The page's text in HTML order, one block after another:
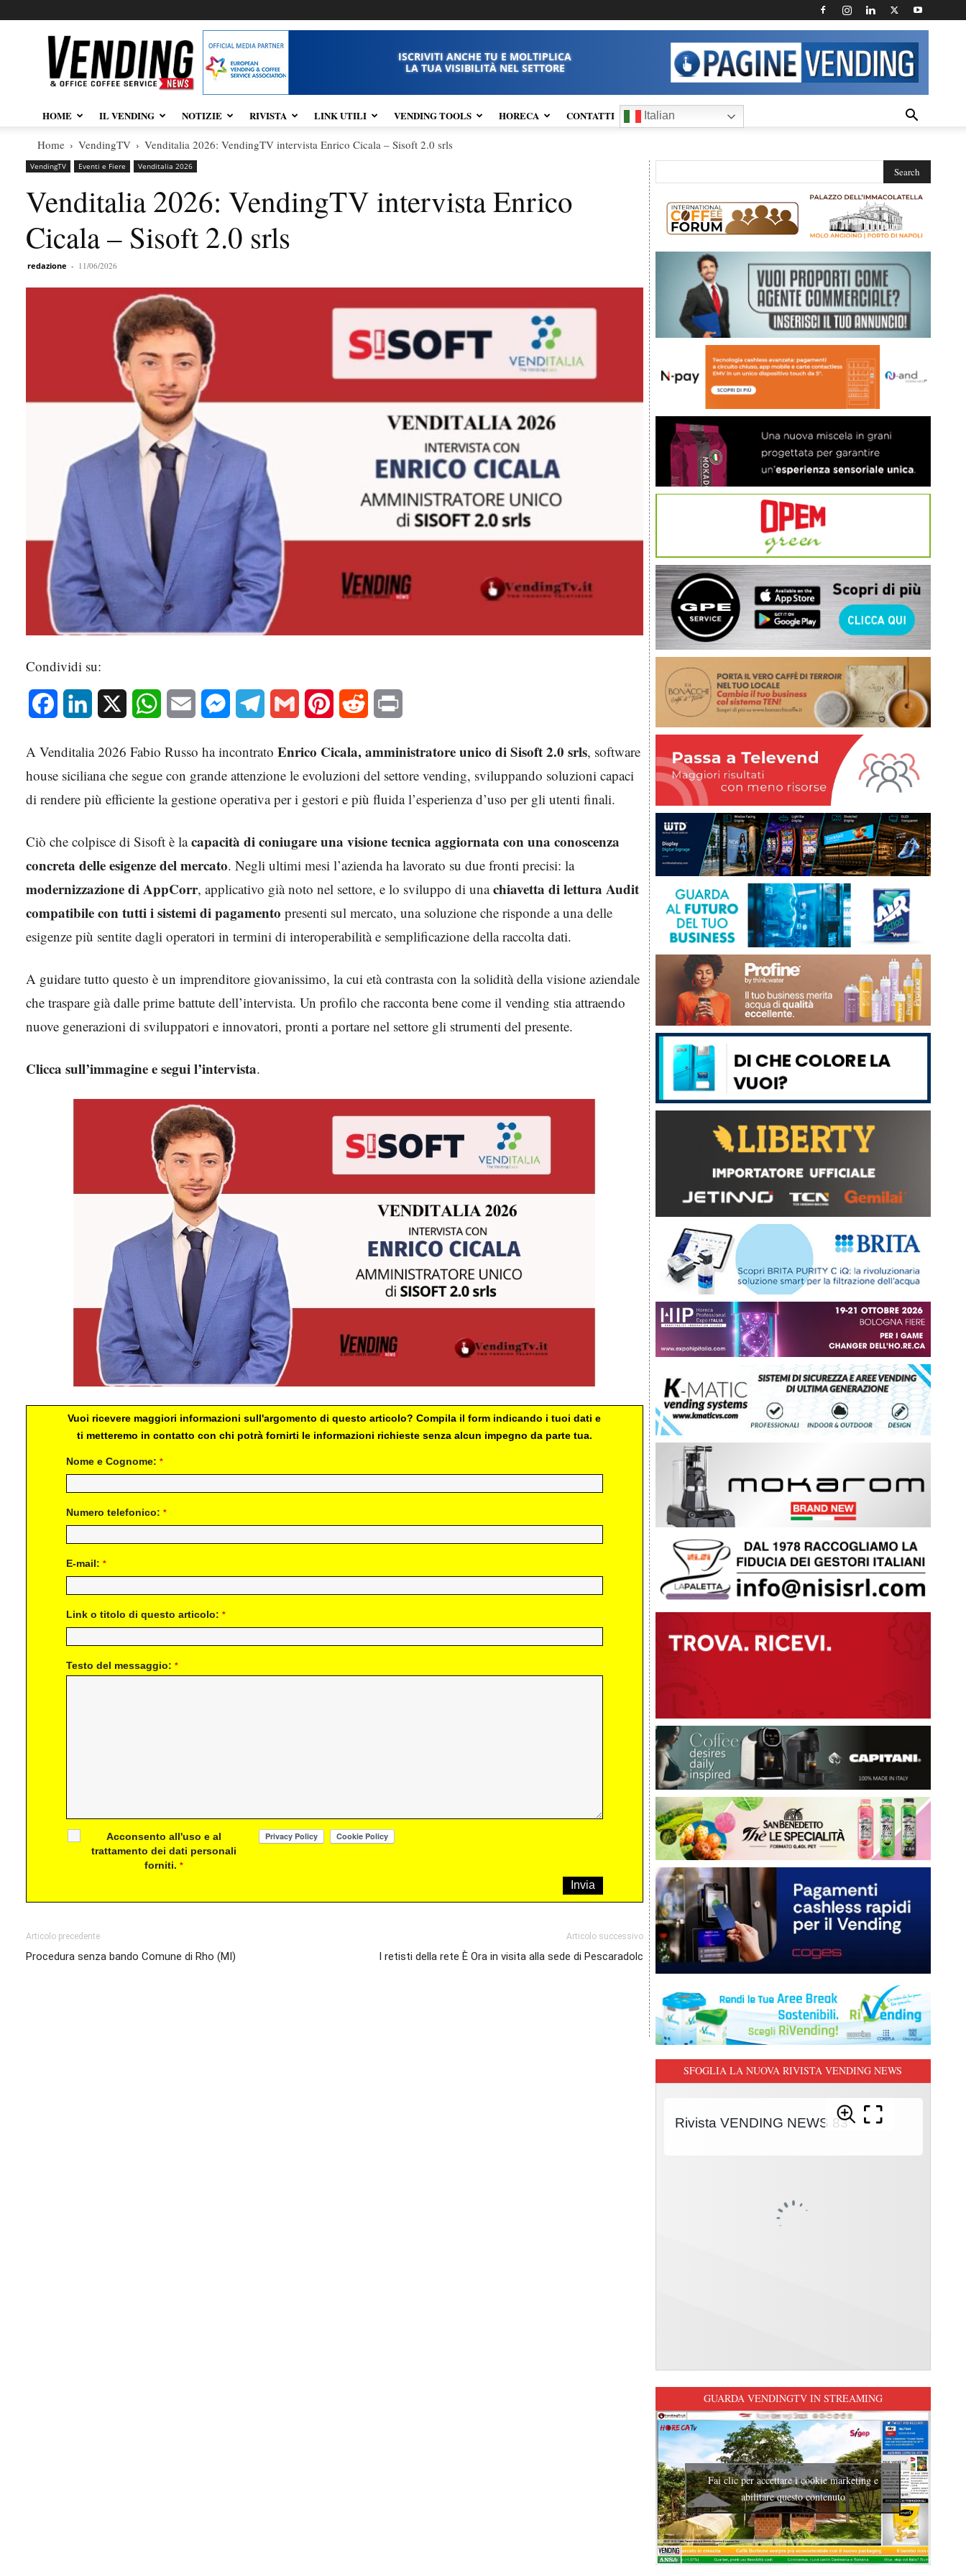
Vendingnews.it
ISCRIVITI ANCHE TU E MOLTIPLICA
LA TUA VISIBILITÀ NEL SETTORE
HOME IL VENDING NOTIZIE RIVISTA LINK UTILI VENDING TOOLS HORECA CONTATTI Italian
Home VendingTV Venditalia 2026: VendingTV intervista Enrico Cicala – Sisoft 2.0 srls
VendingTV Eventi e Fiere Venditalia 2026
Venditalia 2026: VendingTV intervista Enrico
Cicala – Sisoft 2.0 srls
redazione - 11/06/2026
Condividi su:
Facebook LinkedIn WhatsAppEmail MessengerTelegram Gmail Pinterest Reddit
A Venditalia 2026 Fabio Russo ha incontrato Enrico Cicala, amministratore unico di Sisoft 2.0 srls, software
house siciliana che segue con grande attenzione le evoluzioni del settore vending, sviluppando soluzioni capaci
di rendere più efficiente la gestione operativa per i gestori e più fluida l’esperienza d’uso per gli utenti finali.
Ciò che colpisce di Sisoft è lacapacità di coniugare una visione tecnica aggiornata con una conoscenza
concreta delle esigenze del mercato. Negli ultimi mesi l’azienda ha lavorato su due fronti precisi: la
modernizzazione di AppCorr, applicativo già noto nel settore, e lo sviluppo di unachiavetta di lettura Audit
compatibile con tutti i sistemi di pagamento presenti sul mercato, una soluzione che risponde a una delle
esigenze più sentite dagli operatori in termini di interoperabilità e semplificazione della raccolta dati.
A guidare tutto questo è un imprenditore giovanissimo, la cui età contrasta con la solidità della visione aziendale
che traspare già dalle prime battute dell’intervista. Un profilo che racconta bene come il vending stia attraendo
nuove generazioni di sviluppatori e innovatori, pronti a portare nel settore gli strumenti del presente.
Clicca sull’immagine e segui l’intervista.
Vuoi ricevere maggiori informazioni sull'argomento di questo articolo? Compila il form indicando i tuoi dati e
ti metteremo in contatto con chi potrà fornirti le informazioni richieste senza alcun impegno da parte tua.
Nome e Cognome: *
Numero telefonico: *
E-mail: *
Link o titolo di questo articolo: *
Testo del messaggio: *
Acconsento all'uso e al
trattamento dei dati personali
forniti.*
Articolo precedente
Procedura senza bando Comune di Rho (MI)
Articolo successivo
I retisti della rete È Ora in visita alla sede di Pescaradolc
SFOGLIA LA NUOVA RIVISTA VENDING NEWS
GUARDA VENDINGTV IN STREAMING
Fai clic per accettare i cookie marketing e
abilitare questo contenuto